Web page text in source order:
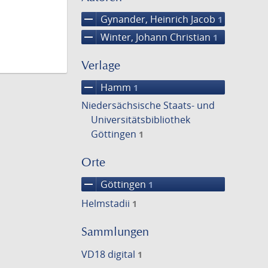
remove Gynander, Heinrich Jacob 1
remove Winter, Johann Christian 1
Verlage
remove Hamm 1
Niedersächsische Staats- und
Universitätsbibliothek
Göttingen 1
Orte
remove Göttingen 1
Helmstadii 1
Sammlungen
VD18 digital 1